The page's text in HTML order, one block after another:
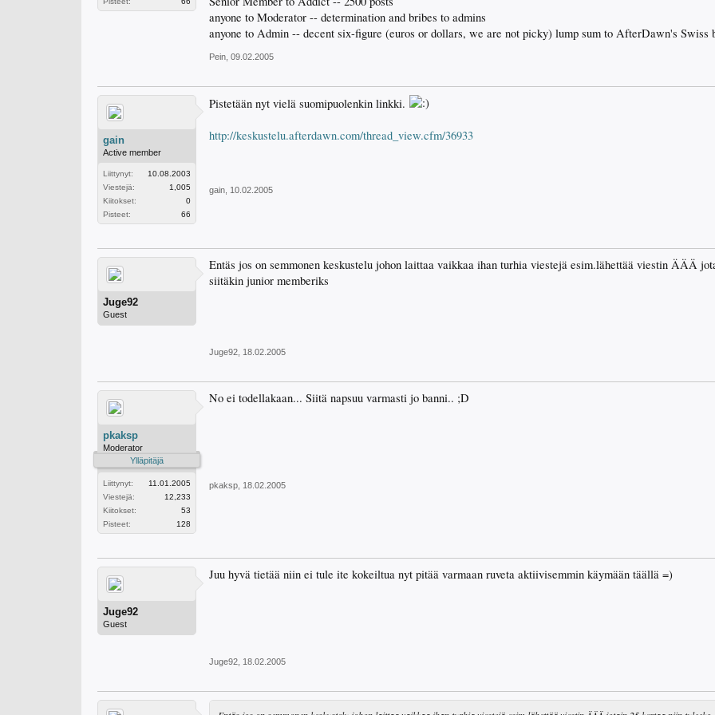
anyone to Moderator -- determination and bribes to admins
anyone to Admin -- decent six-figure (euros or dollars, we are not picky) lump sum to AfterDawn's Swiss
Pein 09.02.2005
gain
Active member
Liittynyt:
10.08.2003
Viestejä:
1,005
Kiitokset:
0
Pisteet:
66
Pistetään nyt vielä suomipuolenkin linkki.
http://keskustelu.afterdawn.com/thread_view.cfm/36933
gain 10.02.2005
Juge92
Guest
Entäs jos on semmonen keskustelu johon laittaa vaikkaa ihan turhia viestejä esim.lähettää viestin ÄÄÄ
siitäkin junior memberiks
Juge92 18.02.2005
pkaksp
Moderator
Ylläpitäjä
Liittynyt:
11.01.2005
Viestejä:
12,233
Kiitokset:
53
Pisteet:
128
No ei todellakaan... Siitä napsuu varmasti jo banni.. ;D
pkaksp 18.02.2005
Juge92
Guest
Juu hyvä tietää niin ei tule ite kokeiltua nyt pitää varmaan ruveta aktiivisemmin käymään täällä =)
Juge92 18.02.2005